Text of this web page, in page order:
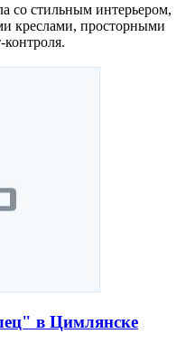
со стильным интерьером,
креслами, просторными
в Цимлянске